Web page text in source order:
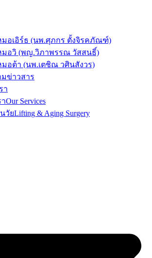
มอเอิร์ธ (นพ.ศุภกร ตั้งจิรคภัณฑ์)
มอวิ (พญ.วิภาพรรณ วัสสนธิ์)
มอต้า (นพ.เตชิณ วศินสังวร)
ข่าวสาร
า
Our Services
วัยLifting & Aging Surgery